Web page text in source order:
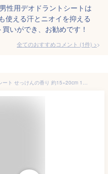
性用デオドラントシートは
使える汗とニオイを抑える
いができ、お勧めです！
全てのおすすめコメント (1件) >
ヒアルロン酸配合！さらさら汗ふきシート せっけんの香り 約15×20cm 18枚入り 50点セット 大量注文可能 09-204100円均一 100均一 100均 100円ショップ汗拭きシート メンズ 夏 暑さ対策 ウエットシート ボディシート 体拭き